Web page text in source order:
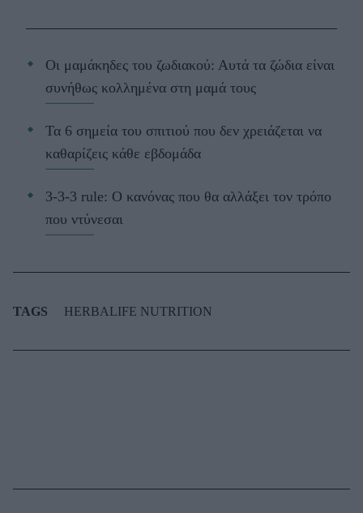
Οι μαμάκηδες του ζωδιακού: Αυτά τα ζώδια είναι
συνήθως κολλημένα στη μαμά τους
Τα 6 σημεία του σπιτιού που δεν χρειάζεται να
καθαρίζεις κάθε εβδομάδα
3-3-3 rule: Ο κανόνας που θα αλλάξει τον τρόπο
που ντύνεσαι
TAGS HERBALIFE NUTRITION